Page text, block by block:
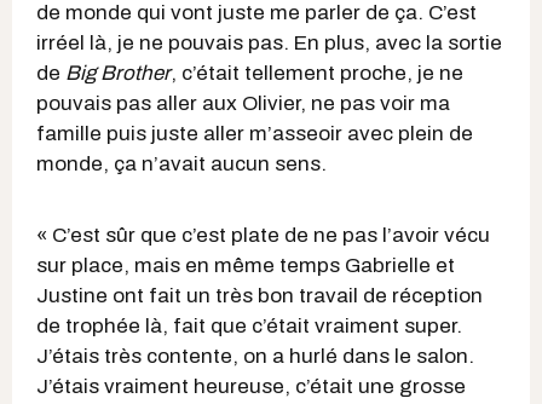
de monde qui vont juste me parler de ça. C’est
irréel là, je ne pouvais pas. En plus, avec la sortie
de Big Brother, c’était tellement proche, je ne
pouvais pas aller aux Olivier, ne pas voir ma
famille puis juste aller m’asseoir avec plein de
monde, ça n’avait aucun sens.
« C’est sûr que c’est plate de ne pas l’avoir vécu
sur place, mais en même temps Gabrielle et
Justine ont fait un très bon travail de réception
de trophée là, fait que c’était vraiment super.
J’étais très contente, on a hurlé dans le salon.
J’étais vraiment heureuse, c’était une grosse